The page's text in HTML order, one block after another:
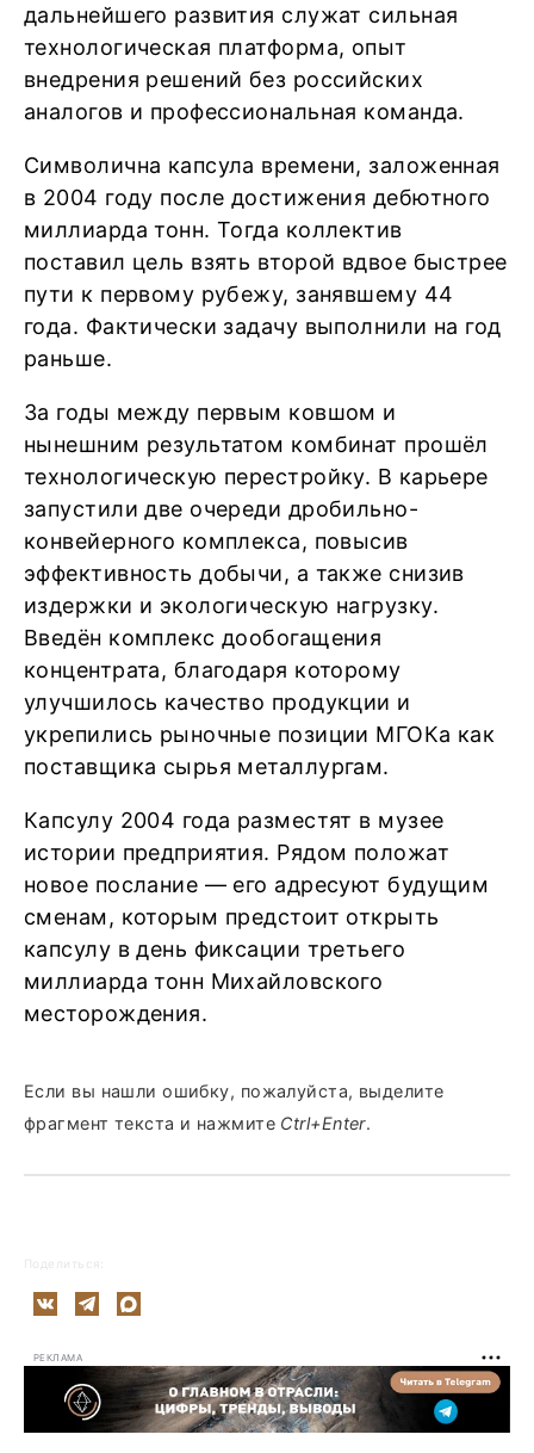
дальнейшего развития служат сильная
технологическая платформа, опыт
внедрения решений без российских
аналогов и профессиональная команда.
Символична капсула времени, заложенная
в 2004 году после достижения дебютного
миллиарда тонн. Тогда коллектив
поставил цель взять второй вдвое быстрее
пути к первому рубежу, занявшему 44
года. Фактически задачу выполнили на год
раньше.
За годы между первым ковшом и
нынешним результатом комбинат прошёл
технологическую перестройку. В карьере
запустили две очереди дробильно-
конвейерного комплекса, повысив
эффективность добычи, а также снизив
издержки и экологическую нагрузку.
Введён комплекс дообогащения
концентрата, благодаря которому
улучшилось качество продукции и
укрепились рыночные позиции МГОКа как
поставщика сырья металлургам.
Капсулу 2004 года разместят в музее
истории предприятия. Рядом положат
новое послание — его адресуют будущим
сменам, которым предстоит открыть
капсулу в день фиксации третьего
миллиарда тонн Михайловского
месторождения.
Если вы нашли ошибку, пожалуйста, выделите
фрагмент текста и нажмите Ctrl+Enter.
Поделиться:
РЕКЛАМА